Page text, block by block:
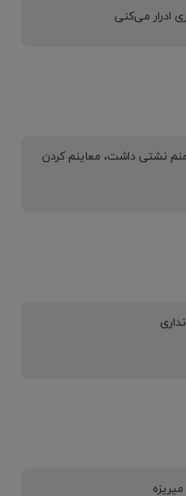
ادرار می‌کنی
نشتی داشت، معاینم کردن